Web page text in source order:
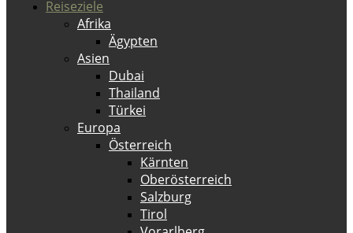
Reiseziele
Afrika
Ägypten
Asien
Dubai
Thailand
Türkei
Europa
Österreich
Kärnten
Oberösterreich
Salzburg
Tirol